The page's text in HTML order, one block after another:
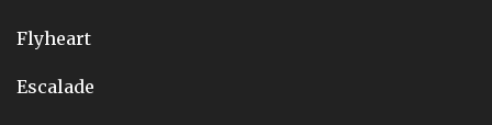
Flyheart
Escalade